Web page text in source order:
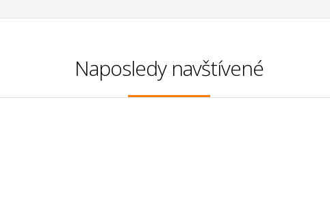
Naposledy navštívené